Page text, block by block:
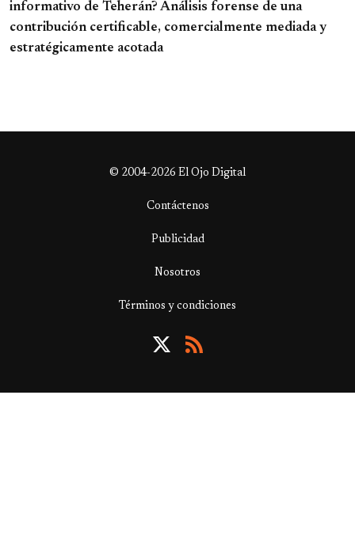
informativo de Teherán? Análisis forense de una
contribución certificable, comercialmente mediada y
estratégicamente acotada
© 2004-2026 El Ojo Digital
Contáctenos
Publicidad
Nosotros
Términos y condiciones